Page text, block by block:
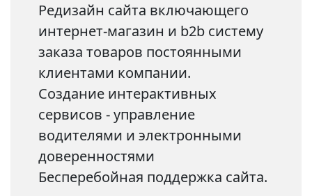
Редизайн сайта включающего
интернет-магазин и b2b систему
заказа товаров постоянными
клиентами компании.
Создание интерактивных
сервисов - управление
водителями и электронными
доверенностями
Бесперебойная поддержка сайта.